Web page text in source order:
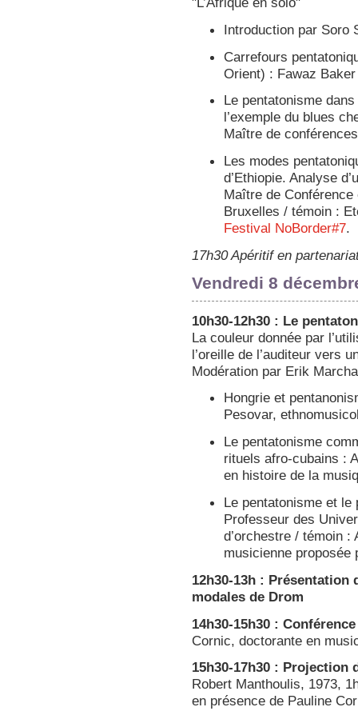
Introduction par Soro
Carrefours
Orient) : Fawaz
Le pentatonisme
l’exemple du blues
Maître de
Les modes
d’Ethiopie. Analyse
Maître de Conférence
Bruxelles / témoin :
Festival NoBorder#7.
17h30 Apéritif en
Vendredi 8
10h30-12h30 : Le
La couleur donnée par
l’oreille de l’auditeur vers
Modération par Erik
Hongrie et
Pesovar,
Le pentatonisme
rituels afro-cubains :
en histoire de la
Le pentatonisme et le
Professeur des
d’orchestre / témoin :
musicienne proposée
12h30-13h :
modales de Drom
14h30-15h30 :
Cornic, doctorante en
15h30-17h30 : Projection
Robert Manthoulis, 1973,
en présence de Pauline